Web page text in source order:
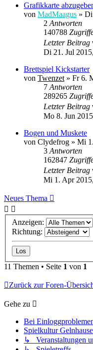
Grafikkarte
von MadMaagus »
2 Antworten
140788
Letzter Beitrag
Di 21. Jul
Brettspiel Kickstarter
von Twenzet » Fr 6.
7 Antworten
289265
Letzter Beitrag
Mo 8. Jun
Bogen und Muskete
von Clydefrog » Mi
3 Antworten
162847
Letzter Beitrag
Mi 1. Apr
Neues Thema
Anzeigen:
Richtung:
11 Themen • Seite 1 von 1
Zurück zur Foren-
Gehe zu
Bei
Spielkultur
↳ Veranstaltungen